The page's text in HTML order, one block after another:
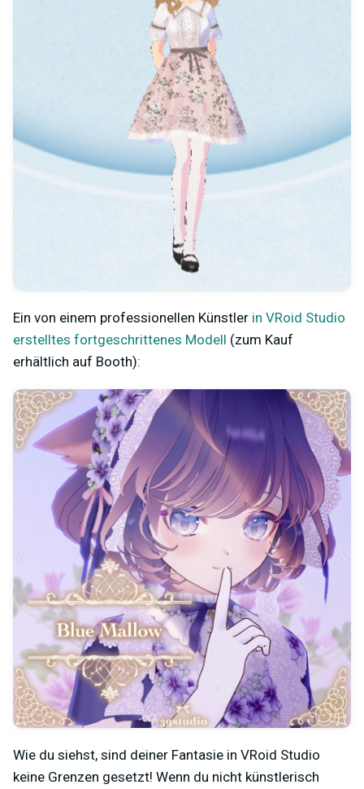
Ein von einem professionellen Künstler in VRoid Studio
erstelltes fortgeschrittenes Modell (zum Kauf
erhältlich auf Booth):
Wie du siehst, sind deiner Fantasie in VRoid Studio
keine Grenzen gesetzt! Wenn du nicht künstlerisch